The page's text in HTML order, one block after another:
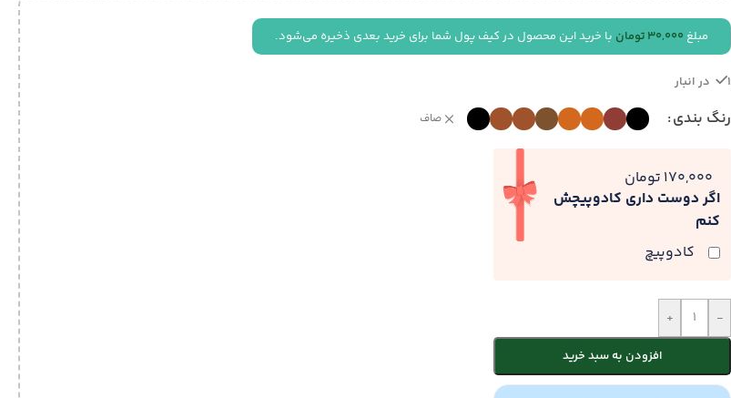
مبلغ 30,000 تومان با خرید این محصول در کیف پول شما برای خرید بعدی ذخیره می‌شود.
1 در انبار
رنگ بندی صاف
اگر دوست داری کادوپیچش
کنم
کادوپیچ
170,000 تومان
-
+
افزودن به سبد خرید